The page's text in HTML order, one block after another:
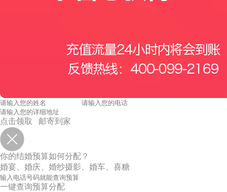
点击领取 邮寄到家
你的结婚预算如何分配？
婚宴、婚庆、婚纱摄影、婚车、喜糖
一键查询预算分配